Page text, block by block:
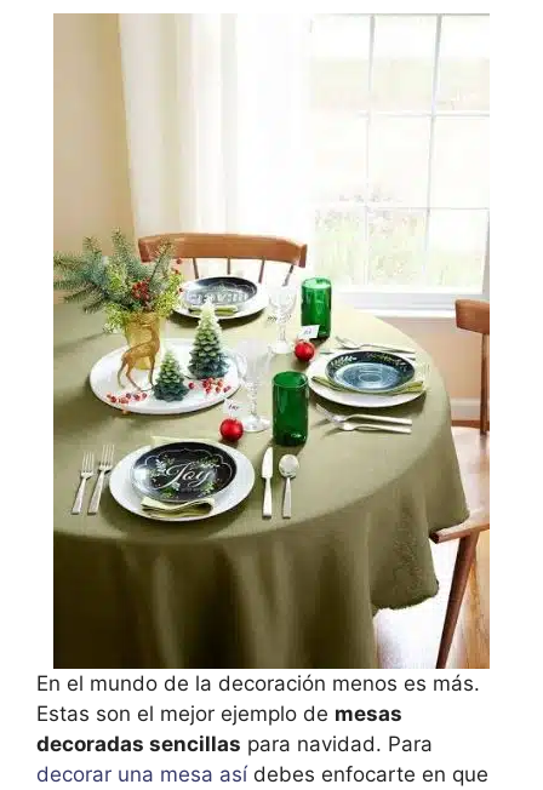
En el mundo de la decoración menos es más.
Estas son el mejor ejemplo de mesas
decoradas sencillas para navidad. Para
decorar una mesa asídebes enfocarte en que